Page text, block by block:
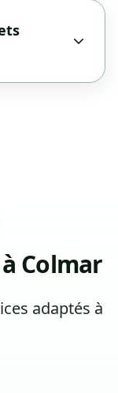
à Colmar
adaptés à